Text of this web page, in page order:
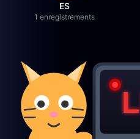
ES
1 enregistrements